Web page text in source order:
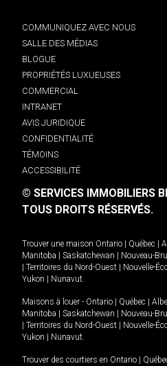
COMMUNIQUEZ AVEC NOUS
SALLE DES MÉDIAS
BLOGUE
PROPRIÉTÉS LUXUEUSES
COMMERCIAL
INTRANET
AVIS JURIDIQUE
CONFIDENTIALITÉ
TÉMOINS
ACCESSIBILITÉ
© SERVICES IMMOBILIERS
TOUS DROITS RÉSERVÉS.
Trouver une maison Ontario Québec
Manitoba
Saskatchewan Nouveau-
Territoires du Nord-Ouest Nouvelle-
Yukon
Nunavut.
Maisons à louer - Ontario Québec
Manitoba
Saskatchewan Nouveau-
Territoires du Nord-Ouest Nouvelle-
Yukon
Nunavut.
Trouver des courtiers en Ontario